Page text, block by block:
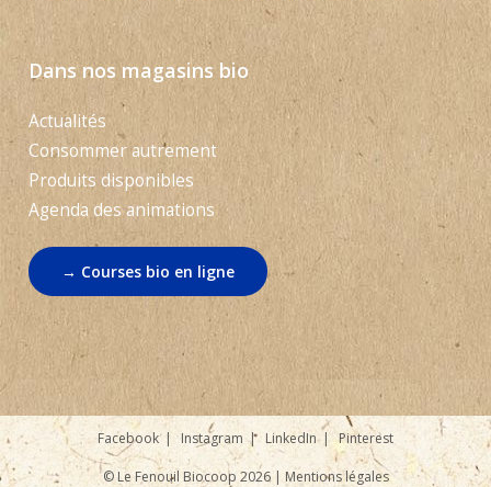
Dans nos magasins bio
Actualités
Consommer autrement
Produits disponibles
Agenda des animations
→ Courses bio en ligne
Facebook Instagram LinkedIn Pinterest
© Le Fenouil Biocoop 2026 | Mentions légales